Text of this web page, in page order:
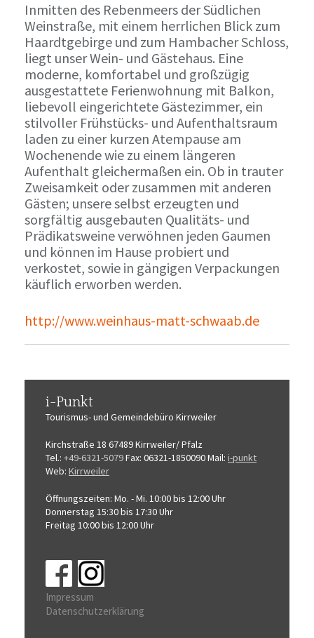
Inmitten des Rebenmeers der Südlichen
Weinstraße, mit einem herrlichen Blick zum
Haardtgebirge und zum Hambacher Schloss,
liegt unser Wein- und Gästehaus. Eine
moderne, komfortabel und großzügig
ausgestattete Ferienwohnung mit Balkon,
liebevoll eingerichtete Gästezimmer, ein
stilvoller Frühstücks- und Aufenthaltsraum
laden zu einer kurzen Atempause am
Wochenende wie zu einem längeren
Aufenthalt gleichermaßen ein. Ob in trauter
Zweisamkeit oder zusammen mit anderen
Gästen; unsere selbst erzeugten und
sorgfältig ausgebauten Qualitäts- und
Prädikatsweine verwöhnen jeden Gaumen
und können im Hause probiert und
verkostet, sowie in gängigen Verpackungen
käuflich erworben werden.
http://www.weinhaus-matt-schwaab.de
i-Punkt
Tourismus-und Gemeindebüro Kirrweiler
Kirchstraße 18 67489 Kirrweiler/ Pfalz
Tel.: +49-6321-5079Fax: 06321-1850090Mail: i-punkt
Web: Kirrweiler
Öffnungszeiten: Mo. - Mi. 10:00 bis 12:00 Uhr
Donnerstag 15:30 bis 17:30 Uhr
Freitag 10:00 bis 12:00 Uhr
Impressum
Datenschutzerklärung